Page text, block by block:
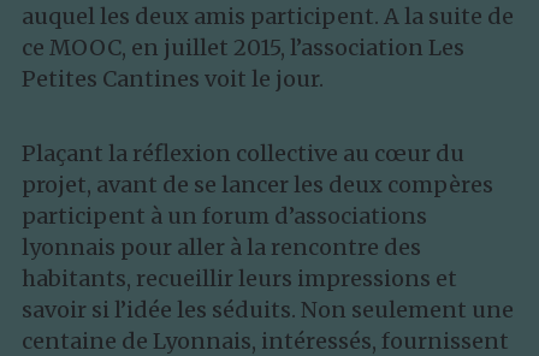
auquel les deux amis participent. A la suite de
ce MOOC, en juillet 2015, l’association Les
Petites Cantines voit le jour.
Plaçant la réflexion collective au cœur du
projet, avant de se lancer les deux compères
participent à un forum d’associations
lyonnais pour aller à la rencontre des
habitants, recueillir leurs impressions et
savoir si l’idée les séduits. Non seulement une
centaine de Lyonnais, intéressés, fournissent